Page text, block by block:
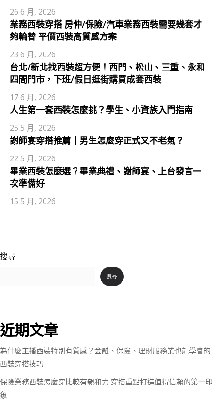
26 6 月, 2026
業務西裝穿搭 房仲/保險/汽車業務西裝需要幾套才
夠輪替 平價西裝高質感方案
23 6 月, 2026
台北/新北找西裝超方便！西門、松山、三重、永和
四間門市，下班/假日逛街購買成套西裝
17 6 月, 2026
人生第一套西裝怎麼挑？學生、小資族入門指南
25 5 月, 2026
謝師宴穿搭推薦｜男生怎麼穿正式又不老氣？
22 5 月, 2026
畢業西裝怎麼選？畢業典禮、謝師宴、上台發言一
次準備好
15 5 月, 2026
搜尋
搜尋
近期文章
為什麼主播西裝特別有質感？金融、保險、理財服務業也能學會的
西裝穿搭技巧
保險業務西裝怎麼穿比較有親和力 穿搭重點打造值得信賴的第一印
象